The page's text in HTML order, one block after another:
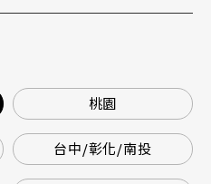
桃園
台中/彰化/南投